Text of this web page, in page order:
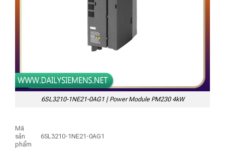
6SL3210-1NE21-0AG1 | Power Module PM230 4kW
Mã
sản
phẩm
6SL3210-1NE21-0AG1